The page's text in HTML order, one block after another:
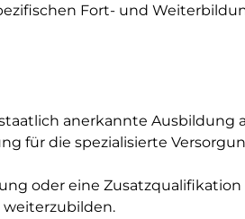
Fort- und
anerkannte Ausbildung
für die spezialisierte
oder eine
weiterzubilden.